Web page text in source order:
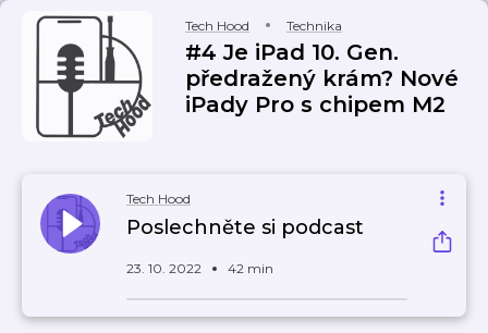
Tech Hood Technika
#4 Je iPad 10. Gen.
předražený krám? Nové
iPady Pro s chipem M2
Tech Hood
Poslechněte si podcast
23. 10. 2022 42 min